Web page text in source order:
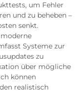
um Fehler
und zu beheben –
senkt.
Systeme zur
zu
über mögliche
können
realistisch